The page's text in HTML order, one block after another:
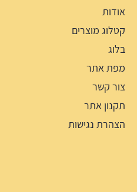
אודות
קטלוג מוצרים
בלוג
מפת אתר
צור קשר
תקנון אתר
הצהרת נגישות